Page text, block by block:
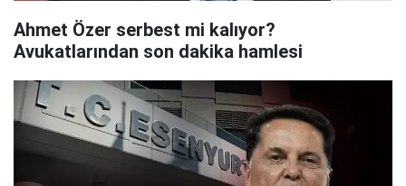
Ahmet Özer serbest mi kalıyor?
Avukatlarından son dakika hamlesi